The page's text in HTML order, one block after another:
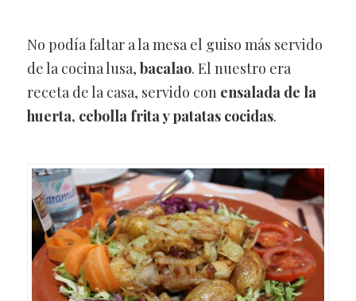
No podía faltar a la mesa el guiso más servido
de la cocina lusa, bacalao. El nuestro era
receta de la casa, servido con ensalada de la
huerta, cebolla frita y patatas cocidas.